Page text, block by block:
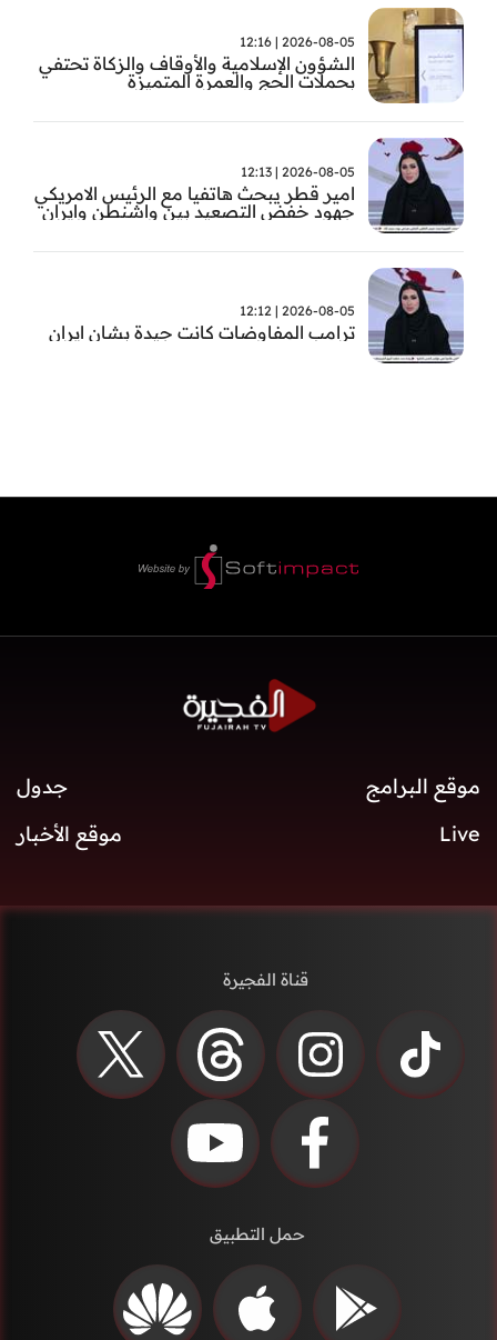
2026-08-05 | 12:16
الشؤون الإسلامية والأوقاف والزكاة تحتفي
بحملات الحج والعمرة المتميزة
2026-08-05 | 12:13
امير قطر يبحث هاتفيا مع الرئيس الامريكي
جهود خفض التصعيد بين واشنطن وايران
2026-08-05 | 12:12
ترامب المفاوضات كانت جيدة بشان ايران
موقع البرامج
جدول
Live
موقع الأخبار
قناة الفجيرة
حمل التطبيق